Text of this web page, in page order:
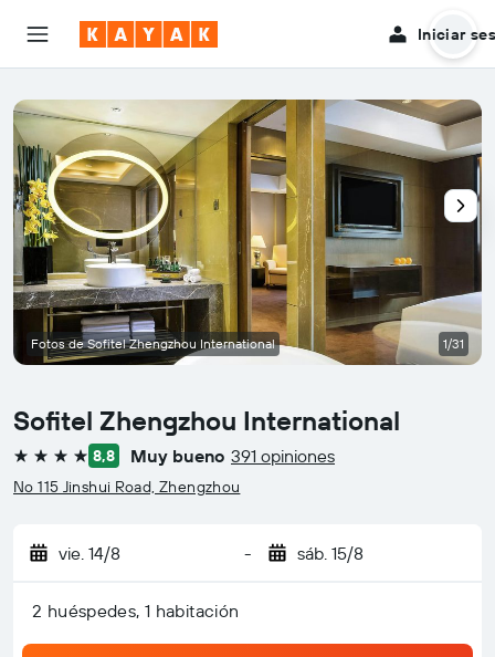
Iniciar
Sofitel Zhengzhou International
4 estrellas8,8 Muy bueno 391 opiniones
No 115 Jinshui Road, Zhengzhou
vie. 14/8 - sáb. 15/8
2 huéspedes, 1 habitación
Fotos de Sofitel Zhengzhou International 1/31